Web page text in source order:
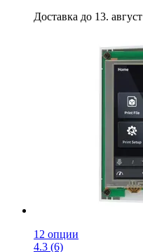
Доставка до 13. август
12 опции
4.3 (6)